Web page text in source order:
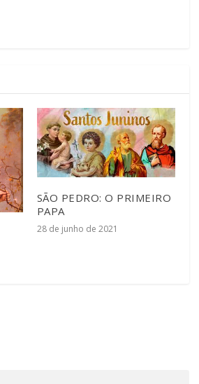
SÃO PEDRO: O PRIMEIRO
PAPA
28 de junho de 2021